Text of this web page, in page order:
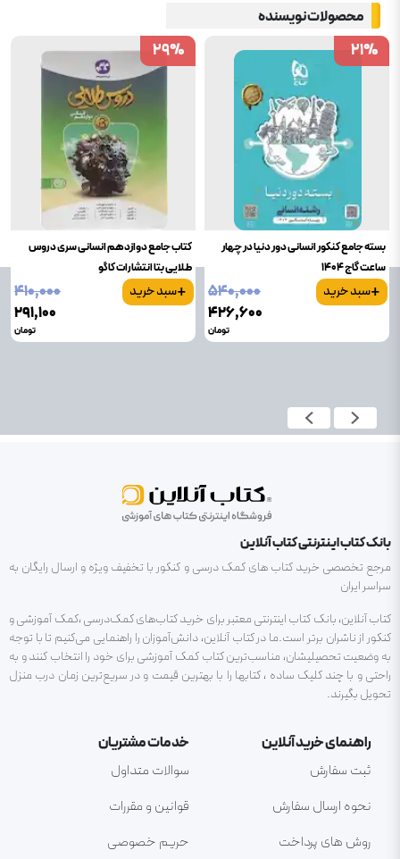
محصولات نویسنده
بسته جامع کنکور انسانی دور دنیا در چهار
ساعت گاج 1404
+سبد خرید
۵۴۰٬۰۰۰
۴۲۶٬۶۰۰
تومان
21%
21%
کتاب جامع دوازدهم انسانی سری دروس
طلایی بتا انتشارات کاگو
+سبد خرید
۴۱۰٬۰۰۰
۲۹۱٬۱۰۰
تومان
29%
29%
بانک کتاب اینترنتی کتاب آنلاین
مرجع تخصصی خرید کتاب های کمک درسی و کنکور با تخفیف ویژه و ارسال رایگان به
سراسر ایران
کتاب آنلاین، بانک کتاب اینترنتی معتبر برای خرید کتاب‌های کمک‌درسی ،کمک آموزشی و
کنکور از ناشران برتر است.ما در کتاب آنلاین، دانش‌آموزان را راهنمایی می‌کنیم تا با توجه
به وضعیت تحصیلیشان، مناسب‌ترین کتاب کمک آموزشی برای خود را انتخاب کنند و به
راحتی و با چند کلیک ساده ، کتابها را با بهترین قیمت و در سریع‌ترین زمان درب منزل
تحویل بگیرند.
راهنمای خرید آنلاین
ثبت سفارش
نحوه ارسال سفارش
روش های پرداخت
خدمات مشتریان
سوالات متداول
قوانین و مقررات
حریم خصوصی